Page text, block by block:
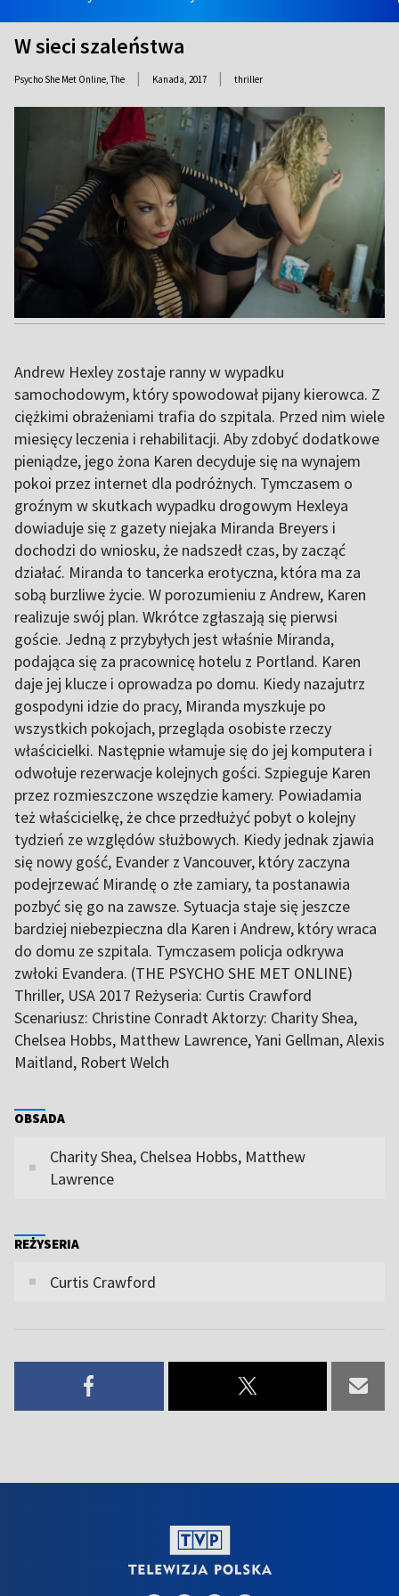
W sieci szaleństwa
Psycho She Met Online, The | Kanada, 2017 | thriller
Andrew Hexley zostaje ranny w wypadku
samochodowym, który spowodował pijany kierowca. Z
ciężkimi obrażeniami trafia do szpitala. Przed nim wiele
miesięcy leczenia i rehabilitacji. Aby zdobyć dodatkowe
pieniądze, jego żona Karen decyduje się na wynajem
pokoi przez internet dla podróżnych. Tymczasem o
groźnym w skutkach wypadku drogowym Hexleya
dowiaduje się z gazety niejaka Miranda Breyers i
dochodzi do wniosku, że nadszedł czas, by zacząć
działać. Miranda to tancerka erotyczna, która ma za
sobą burzliwe życie. W porozumieniu z Andrew, Karen
realizuje swój plan. Wkrótce zgłaszają się pierwsi
goście. Jedną z przybyłych jest właśnie Miranda,
podająca się za pracownicę hotelu z Portland. Karen
daje jej klucze i oprowadza po domu. Kiedy nazajutrz
gospodyni idzie do pracy, Miranda myszkuje po
wszystkich pokojach, przegląda osobiste rzeczy
właścicielki. Następnie włamuje się do jej komputera i
odwołuje rezerwacje kolejnych gości. Szpieguje Karen
przez rozmieszczone wszędzie kamery. Powiadamia
też właścicielkę, że chce przedłużyć pobyt o kolejny
tydzień ze względów służbowych. Kiedy jednak zjawia
się nowy gość, Evander z Vancouver, który zaczyna
podejrzewać Mirandę o złe zamiary, ta postanawia
pozbyć się go na zawsze. Sytuacja staje się jeszcze
bardziej niebezpieczna dla Karen i Andrew, który wraca
do domu ze szpitala. Tymczasem policja odkrywa
zwłoki Evandera. (THE PSYCHO SHE MET ONLINE)
Thriller, USA 2017 Reżyseria: Curtis Crawford
Scenariusz: Christine Conradt Aktorzy: Charity Shea,
Chelsea Hobbs, Matthew Lawrence, Yani Gellman, Alexis
Maitland, Robert Welch
OBSADA
Charity Shea, Chelsea Hobbs, Matthew
Lawrence
REŻYSERIA
Curtis Crawford